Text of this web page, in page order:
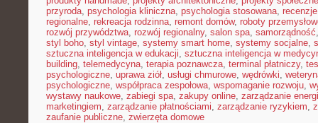
przyroda, psychologia kliniczna, psychologia stosowana,
regionalne, rekreacja rodzinna, remont domów, roboty
rozwój przywództwa, rozwój regionalny, salon spa, samorządność
styl boho, styl vintage, systemy smart home, systemy socjalne,
sztuczna inteligencja w edukacji, sztuczna inteligencja w
building, telemedycyna, terapia poznawcza, terminal płatniczy,
psychologiczne, uprawa ziół, usługi chmurowe, wędrówki,
psychologiczne, współpraca zespołowa, wspomaganie rozwoju,
wystawy naukowe, zabiegi spa, zakupy online, zarządzanie
marketingiem, zarządzanie płatnościami, zarządzanie ryzykiem,
zaufanie publiczne, zwierzęta domowe